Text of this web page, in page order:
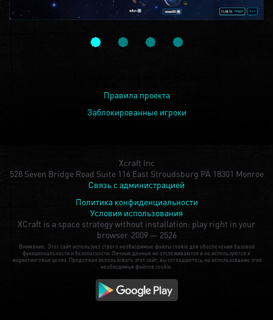
Правила проекта
Заблокированные игроки
Xcraft Inc
528 Seven Bridge Road Suite 116 East Stroudsburg PA 18301 Monroe
Связь с администрацией
Политика конфиденциальности
Условия использования
XCraft is a space strategy without installation: play right in your
browser. 2009 — 2526
Внимание: Этот сайт использует строго необходимые файлы cookie для обеспечения базовой
функциональности и безопасности. Личные данные не отслеживаются и не используются в
маркетинговых целях. Продолжая использовать этот сайт, вы соглашаетесь на использование этих
необходимых файлов cookie.